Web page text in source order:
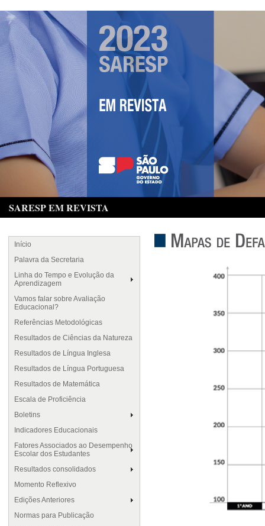
SARESP EM REVISTA
Início
Palavra da Secretaria
Linha do Tempo e Evolução da
Aprendizagem
Vamos falar sobre Avaliação
Educacional?
Referências Metodológicas
Resultados de Ciências da Natureza
Resultados de Língua Inglesa
Resultados de Língua Portuguesa
Resultados de Matemática
Escala de Proficiência
Boletins
Indicadores Educacionais
Fatores Associados ao Desempenho
Escolar dos Estudantes
Resultados consolidados
Momento Reflexivo
Edições Anteriores
Normas para Publicação